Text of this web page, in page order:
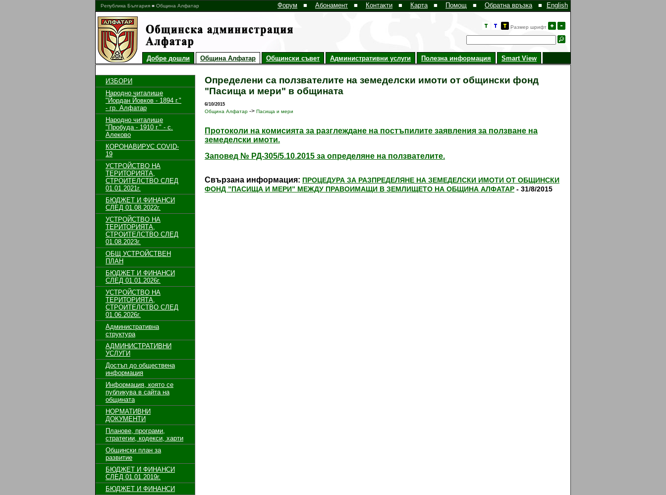
Република България ■ Община Алфатар English
Форум ■ Абонамент ■ Контакти ■ Карта ■ Помощ ■ Обратна връзка ■
Размер шрифт
Добре дошли Община Алфатар Общински съвет Административни услуги Полезна информация Smart View
ИЗБОРИ
Народно читалище
"Йордан Йовков - 1894 г."
- гр. Алфатар
Народно читалище
"Пробуда - 1910 г." - с.
Алеково
КОРОНАВИРУС COVID-
19
УСТРОЙСТВО НА
ТЕРИТОРИЯТА,
СТРОИТЕЛСТВО СЛЕД
01.01.2021г.
БЮДЖЕТ И ФИНАНСИ
СЛЕД 01.08.2022г.
УСТРОЙСТВО НА
ТЕРИТОРИЯТА,
СТРОИТЕЛСТВО СЛЕД
01.08.2023г.
ОБЩ УСТРОЙСТВЕН
ПЛАН
БЮДЖЕТ И ФИНАНСИ
СЛЕД 01.01.2026г.
УСТРОЙСТВО НА
ТЕРИТОРИЯТА,
СТРОИТЕЛСТВО СЛЕД
01.06.2026г.
Административна
структура
АДМИНИСТРАТИВНИ
УСЛУГИ
Достъп до обществена
информация
Информация, която се
публикува в сайта на
общината
НОРМАТИВНИ
ДОКУМЕНТИ
Планове, програми,
стратегии, кодекси, харти
Общински план за
развитие
БЮДЖЕТ И ФИНАНСИ
СЛЕД 01.01.2019г.
БЮДЖЕТ И ФИНАНСИ
Определени са ползвателите на земеделски имоти от общински фонд
"Пасища и мери" в общината
6/10/2015
Община Алфатар -> Пасища и мери
Протоколи на комисията за разглеждане на постъпилите заявления за ползване на
земеделски имоти.
Заповед № РД-305/5.10.2015 за определяне на ползвателите.
Свързана информация: ПРОЦЕДУРА ЗА РАЗПРЕДЕЛЯНЕ НА ЗЕМЕДЕЛСКИ ИМОТИ ОТ ОБЩИНСКИ
ФОНД ”ПАСИЩА И МЕРИ” МЕЖДУ ПРАВОИМАЩИ В ЗЕМЛИЩЕТО НА ОБЩИНА АЛФАТАР - 31/8/2015